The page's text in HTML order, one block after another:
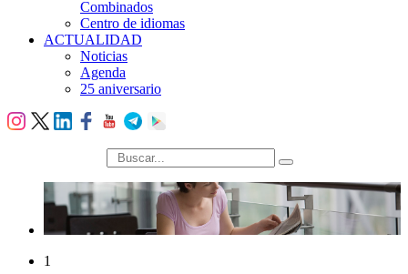
Combinados
Centro de idiomas
ACTUALIDAD
Noticias
Agenda
25 aniversario
búsqueda
1